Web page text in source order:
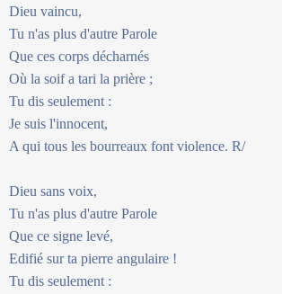
Dieu vaincu,
Tu n'as plus d'autre Parole
Que ces corps décharnés
Où la soif a tari la prière ;
Tu dis seulement :
Je suis l'innocent,
A qui tous les bourreaux font violence. R/
Dieu sans voix,
Tu n'as plus d'autre Parole
Que ce signe levé,
Edifié sur ta pierre angulaire !
Tu dis seulement :